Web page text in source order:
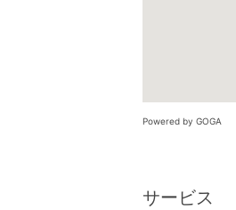
Powered by GOGA
サービス